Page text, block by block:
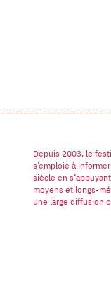
Depuis 2003, le
s’emploie à
siècle en
moyens et longs-
une large diffusion